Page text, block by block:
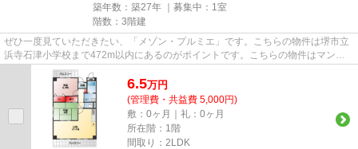
築年数：築27年 ｜募集中： 1室
階数：3階建
ぜひ一度見ていただきたい、「メゾン・プルミエ」です。こちらの物件は堺市立
浜寺石津小学校まで472m以内にあるのがポイントです。こちらの物件はマンシ
ョンです。魅力的な駅近の物件...
6.5万円
(管理費・共益費 5,000円)
敷：0ヶ月｜礼：0ヶ月
所在階：1階
間取り：2LDK